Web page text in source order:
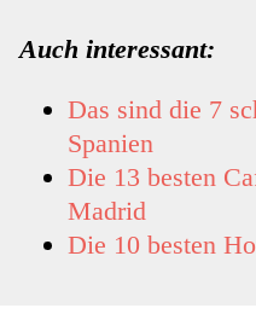
Auch interessant:
Das sind die 7
Spanien
Die 13 besten
Madrid
Die 10 besten